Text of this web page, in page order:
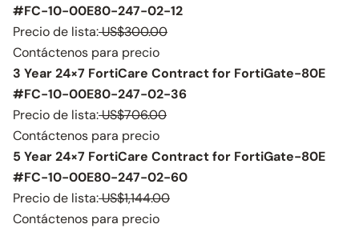
#FC-10-00E80-247-02-12
Precio de lista:US$300.00
Contáctenos para precio
3 Year 24×7 FortiCare Contract for FortiGate-80E
#FC-10-00E80-247-02-36
Precio de lista:US$706.00
Contáctenos para precio
5 Year 24×7 FortiCare Contract for FortiGate-80E
#FC-10-00E80-247-02-60
Precio de lista:US$1,144.00
Contáctenos para precio